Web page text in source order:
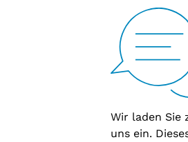
Wir laden Sie
uns ein.